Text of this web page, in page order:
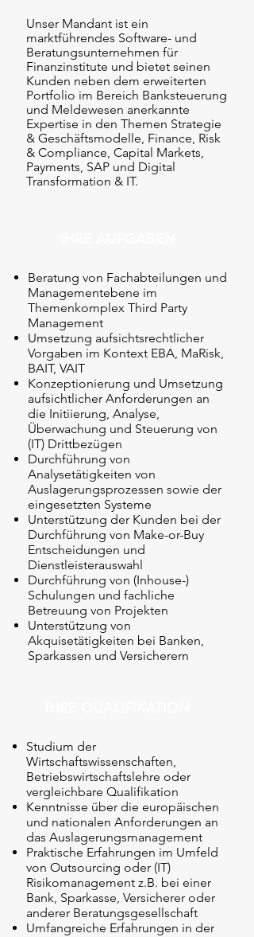
Unser Mandant ist ein
marktführendes Software- und
Beratungsunternehmen für
Finanzinstitute und bietet seinen
Kunden neben dem erweiterten
Portfolio im Bereich Banksteuerung
und Meldewesen anerkannte
Expertise in den Themen Strategie
& Geschäftsmodelle, Finance, Risk
& Compliance, Capital Markets,
Payments, SAP und Digital
Transformation & IT.
Beratung von Fachabteilungen und
Managementebene im
Themenkomplex Third Party
Management
Umsetzung aufsichtsrechtlicher
Vorgaben im Kontext EBA, MaRisk,
BAIT, VAIT
Konzeptionierung und Umsetzung
aufsichtlicher Anforderungen an
die Initiierung, Analyse,
Überwachung und Steuerung von
(IT) Drittbezügen
Durchführung von
Analysetätigkeiten von
Auslagerungsprozessen sowie der
eingesetzten Systeme
Unterstützung der Kunden bei der
Durchführung von Make-​or-Buy
Entscheidungen und
Dienstleisterauswahl
Durchführung von (Inhouse-​)
Schulungen und fachliche
Betreuung von Projekten
Unterstützung von
Akquisetätigkeiten bei Banken,
Sparkassen und Versicherern
Studium der
Wirtschaftswissenschaften,
Betriebswirtschaftslehre oder
vergleichbare Qualifikation
Kenntnisse über die europäischen
und nationalen Anforderungen an
das Auslagerungsmanagement
Praktische Erfahrungen im Umfeld
von Outsourcing oder (IT)
Risikomanagement z.B. bei einer
Bank, Sparkasse, Versicherer oder
anderer Beratungsgesellschaft
Umfangreiche Erfahrungen in der